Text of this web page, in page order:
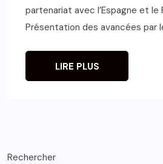
partenariat avec l’Espagne et le
Présentation des avancées par
LIRE PLUS
Rechercher